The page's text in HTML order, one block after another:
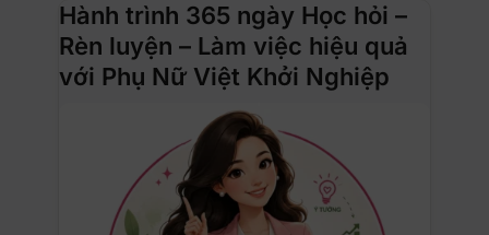
Hành trình 365 ngày Học hỏi –
Rèn luyện – Làm việc hiệu quả
với Phụ Nữ Việt Khởi Nghiệp